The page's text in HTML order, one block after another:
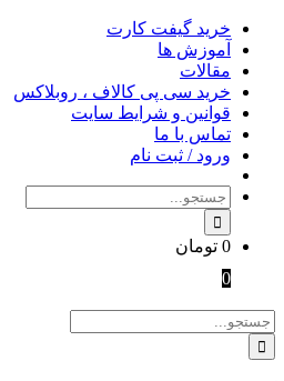
Skip
content
خرید گیفت کارت
آموزش ها
مقالات
خرید سی پی کالاف ، روبلاکس
قوانین و شرایط سایت
تماس با ما
ورود / ثبت نام
جستجو
برای:
0 تومان
0
جستجو
برای: